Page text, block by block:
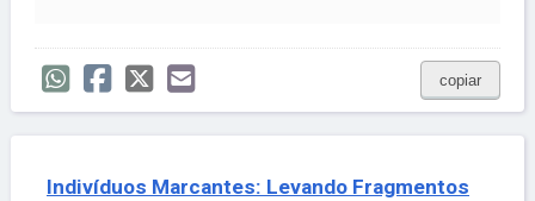
copiar
Indivíduos Marcantes: Levando Fragmentos